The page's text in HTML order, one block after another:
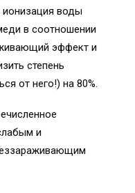
ионизация воды
в соотношении
эффект и
степень
от него!) на 80%.
и